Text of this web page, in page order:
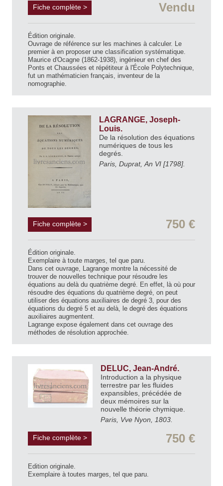
Fiche complète > Vendu
Édition originale.
Ouvrage de référence sur les machines à calculer. Le
premier à en proposer une classification systématique.
Maurice d'Ocagne (1862-1938), ingénieur en chef des
Ponts et Chaussées et répétiteur à l'École Polytechnique,
fut un mathématicien français, inventeur de la
nomographie.
LAGRANGE, Joseph-
Louis.
De la résolution des équations
numériques de tous les
degrés.
Paris, Duprat, An VI [1798].
Fiche complète > 750 €
Édition originale.
Exemplaire à toute marges, tel que paru.
Dans cet ouvrage, Lagrange montre la nécessité de
trouver de nouvelles technique pour résoudre les
équations au delà du quatrième degré. En effet, là où pour
résoudre des équations du quatrième degré, on peut
utiliser des équations auxiliaires de degré 3, pour des
équations du degré 5 et au delà, le degré des équations
auxiliaires augmentent.
Lagrange expose également dans cet ouvrage des
méthodes de résolution approchée.
DELUC, Jean-André.
Introduction a la physique
terrestre par les fluides
expansibles, précédée de
deux mémoires sur la
nouvelle théorie chymique.
Paris, Vve Nyon, 1803.
Fiche complète > 750 €
Edition originale.
Exemplaire à toutes marges, tel que paru.